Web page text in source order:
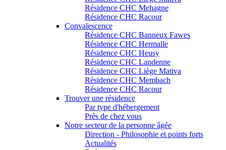
Résidence CHC Mehagne
Résidence CHC Racour
Convalescence
Résidence CHC Banneux Fawes
Résidence CHC Hermalle
Résidence CHC Heusy
Résidence CHC Landenne
Résidence CHC Liège Mativa
Résidence CHC Membach
Résidence CHC Racour
Trouver une résidence
Par type d'hébergement
Près de chez vous
Notre secteur de la personne âgée
Direction - Philosophie et points forts
Actualités